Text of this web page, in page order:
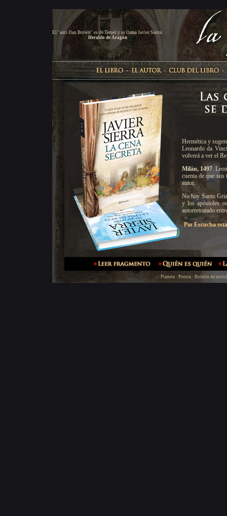
El "anti Dan Brown" es de Teruel y se llama Javier Sierra.
Heraldo de Aragón
Hermética y
Leonardo da
volverá a ver el
Milán, 1497.
cuenta de que
autor.
No hay Santo
y los apóstoles
autorretratado
Escucha
·: Planeta· Prensa· Boletín de